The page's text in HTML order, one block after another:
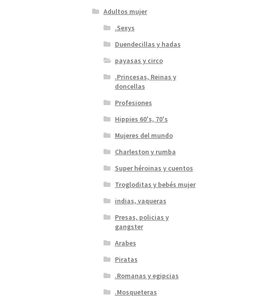
Adultos mujer
.Sexys
Duendecillas y hadas
payasas y circo
.Princesas, Reinas y
doncellas
Profesiones
Hippies 60's, 70's
Mujeres del mundo
Charleston y rumba
Super héroinas y cuentos
Trogloditas y bebés mujer
indias, vaqueras
Presas, policias y
gangster
Arabes
Piratas
.Romanas y egipcias
.Mosqueteras